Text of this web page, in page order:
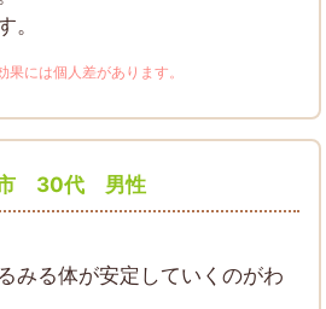
。
には個人差があります。
市 30代 男性
みる体が安定していくのがわ